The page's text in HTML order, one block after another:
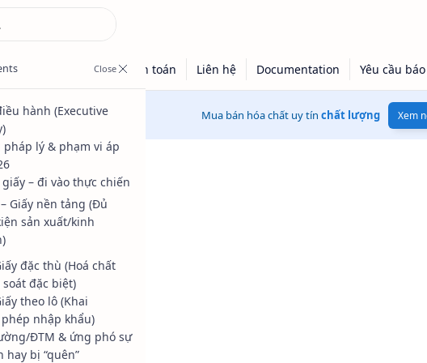
Mua bán hóa chất uy tín chất lượng Xem
hành (Executive
pháp lý & phạm vi áp
– đi vào thực chiến
Giấy nền tảng (Đủ
sản xuất/kinh
đặc thù (Hoá chất
đặc biệt)
theo lô (Khai
nhập khẩu)
ĐTM & ứng phó sự
hay bị “quên”